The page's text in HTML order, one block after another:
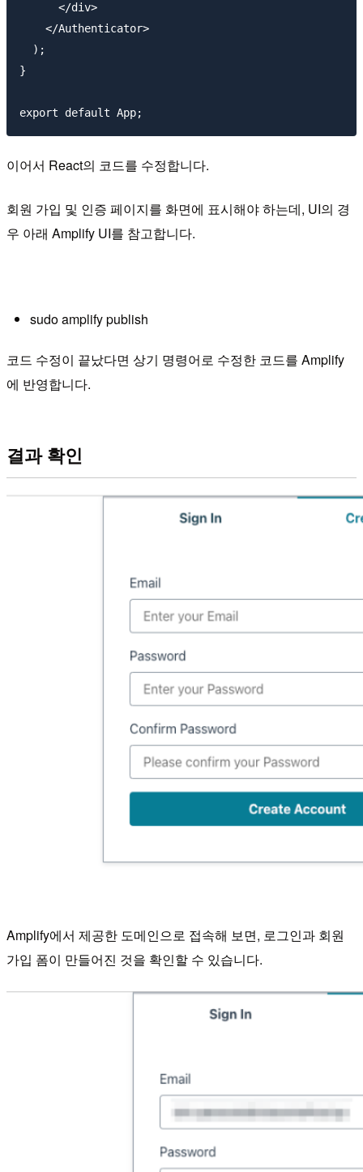
      </div>
    </Authenticator>
  );
}
이어서 React의 코드를 수정합니다.
회원 가입 및 인증 페이지를 화면에 표시해야 하는데, UI의 경
우 아래 Amplify UI를 참고합니다.
sudo amplify publish
코드 수정이 끝났다면 상기 명령어로 수정한 코드를 Amplify
에 반영합니다.
결과 확인
Amplify에서 제공한 도메인으로 접속해 보면, 로그인과 회원
가입 폼이 만들어진 것을 확인할 수 있습니다.